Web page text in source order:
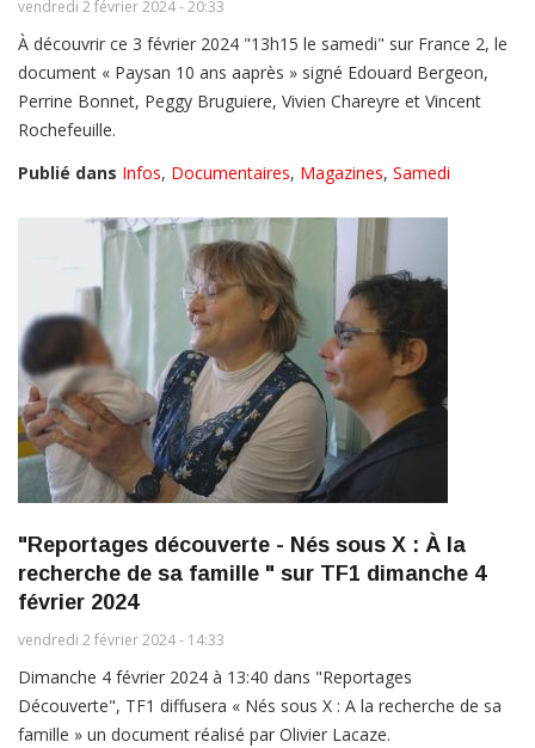
vendredi 2 février 2024 - 20:33
À découvrir ce 3 février 2024 "13h15 le samedi" sur France 2, le
document « Paysan 10 ans aaprès » signé Edouard Bergeon,
Perrine Bonnet, Peggy Bruguiere, Vivien Chareyre et Vincent
Rochefeuille.
Publié dans Infos, Documentaires, Magazines, Samedi
"Reportages découverte - Nés sous X : À la
recherche de sa famille " sur TF1 dimanche 4
février 2024
vendredi 2 février 2024 - 14:33
Dimanche 4 février 2024 à 13:40 dans "Reportages
Découverte", TF1 diffusera « Nés sous X : A la recherche de sa
famille » un document réalisé par Olivier Lacaze.